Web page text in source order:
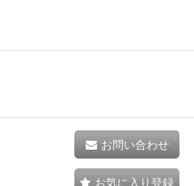
お問い合わせ
お気に入り登録